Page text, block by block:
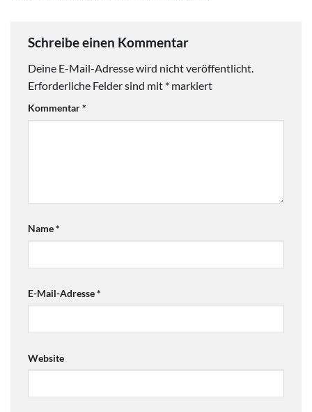
Schreibe einen Kommentar
Deine E-Mail-Adresse wird nicht veröffentlicht.
Erforderliche Felder sind mit * markiert
Kommentar*
Name*
E-Mail-Adresse*
Website